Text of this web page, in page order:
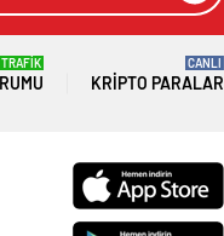
TRAFİK
KRIPTO PARALAR
CANLI